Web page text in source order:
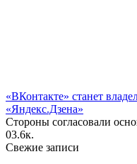
«ВКонтакте» станет
«Яндекс.Дзена»
Стороны согласовали
03.6к.
Свежие записи